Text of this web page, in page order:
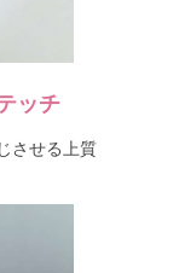
ッチ
させる上質